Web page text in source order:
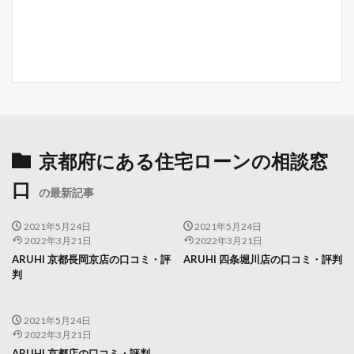
京都府にある住宅ローンの相談窓
口
の最新記事
2021年5月24日
2022年3月21日
ARUHI 京都長岡京店の口コミ・評
判
2021年5月24日
2022年3月21日
ARUHI 四条堀川店の口コミ・評判
2021年5月24日
2022年3月21日